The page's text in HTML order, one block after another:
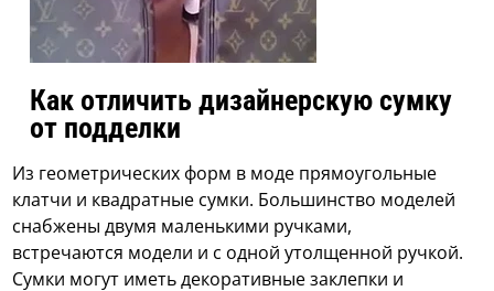
Как отличить дизайнерскую сумку
от подделки
Из геометрических форм в моде прямоугольные
клатчи и квадратные сумки. Большинство моделей
снабжены двумя маленькими ручками,
встречаются модели и с одной утолщенной ручкой.
Сумки могут иметь декоративные заклепки и